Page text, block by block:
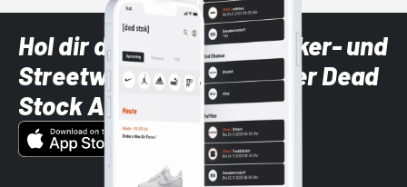
Hol dir die neuesten Sneaker- und
Streetwear-Brands mit der Dead
Stock App